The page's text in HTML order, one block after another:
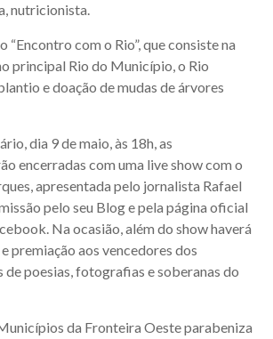
nutricionista.
“Encontro com o Rio”, que consiste na
principal Rio do Município, o Rio
e doação de mudas de árvores
dia 9 de maio, às 18h, as
encerradas com uma live show com o
apresentada pelo jornalista Rafael
pelo seu Blog e pela página oficial
Na ocasião, além do show haverá
premiação aos vencedores dos
de poesias, fotografias e soberanas do
da Fronteira Oeste parabeniza